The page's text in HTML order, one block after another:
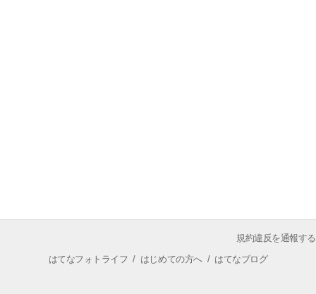
規約違反を通報する
はてなフォトライフ / はじめての方へ/ はてなブログ